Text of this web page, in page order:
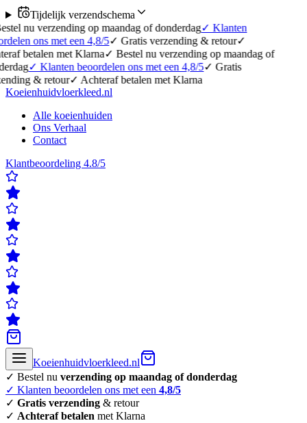
Tijdelijk verzendschema
op maandag of donderdag✓Klanten
een 4,8/5✓Gratis verzending & retour✓
met Klarna ✓Bestel nu verzending op maandag of
beoordelen ons met een 4,8/5✓Gratis
✓ Achteraf betalen met Klarna
Koeienhuidvloerkleed.nl
Alle koeienhuiden
Ons Verhaal
Contact
Klantbeoordeling 4.8/5
Koeienhuidvloerkleed.nl
✓ Bestel nu verzending op maandag of donderdag
✓ Klanten beoordelen ons met een 4,8/5
✓ Gratis verzending & retour
✓ Achteraf betalen met Klarna